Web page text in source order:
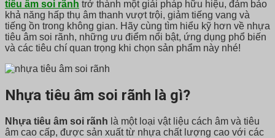
tiêu âm soi rãnh trở thành một giải pháp hữu hiệu, đảm bảo
khả năng hấp thụ âm thanh vượt trội, giảm tiếng vang và
tiếng ồn trong không gian. Hãy cùng tìm hiểu kỹ hơn về nhựa
tiêu âm soi rãnh, những ưu điểm nổi bật, ứng dụng phổ biến
và các tiêu chí quan trọng khi chọn sản phẩm này nhé!
Nhựa tiêu âm soi rãnh là gì?
Nhựa tiêu âm soi rãnh là một loại vật liệu cách âm và tiêu
âm cao cấp, được sản xuất từ nhựa chất lượng cao với các